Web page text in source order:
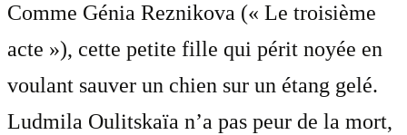
Comme Génia Reznikova (« Le troisième
acte »), cette petite fille qui périt noyée en
voulant sauver un chien sur un étang gelé.
Ludmila Oulitskaïa n’a pas peur de la mort,